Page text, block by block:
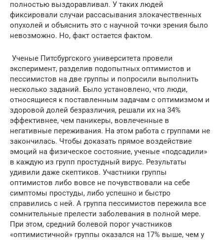
полностью выздоравливал. У таких людей
фиксировали случаи рассасывания злокачественных
опухолей и объяснить это с научной точки зрения было
невозможно. Но, факт остается фактом.
Ученые Питсбургского университета провели
эксперимент, разделив подопытных оптимистов и
пессимистов на две группы и попросили выполнить
несколько заданий. Было установлено, что люди,
относящиеся к поставленным задачам с оптимизмом и
здоровой долей безразличия, решали их на 34%
эффективнее, чем паникеры, вовлеченные в
негативные переживания. На этом работа с группами не
закончилась. Чтобы доказать прямое воздействие
эмоций на физическое состояние, ученые «подсадили»
в каждую из групп простудный вирус. Результаты
удивили даже скептиков. Участники группы
оптимистов либо вовсе не почувствовали на себе
симптомы простуды, либо успешно и быстро
справились с ней. А группа пессимистов пережила все
сомнительные прелести заболевания в полной мере.
При этом, средний болевой порог участников
«оптимистичной» группы оказался на 17% выше, чем у